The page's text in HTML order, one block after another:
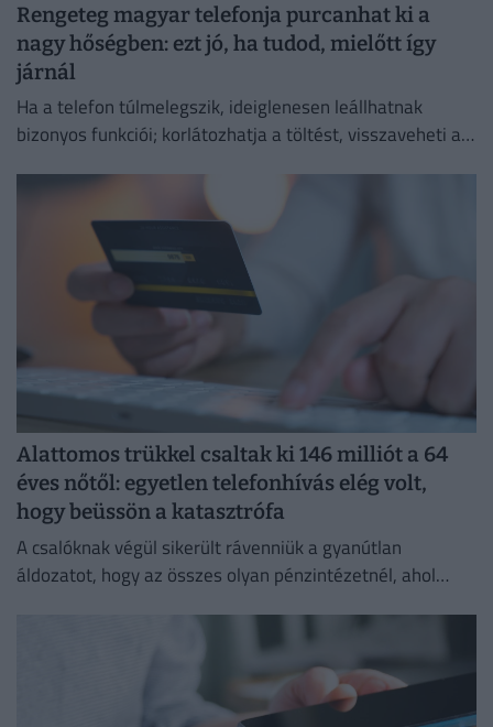
Rengeteg magyar telefonja purcanhat ki a
nagy hőségben: ezt jó, ha tudod, mielőtt így
járnál
Ha a telefon túlmelegszik, ideiglenesen leállhatnak
bizonyos funkciói; korlátozhatja a töltést, visszaveheti a
Alattomos trükkel csaltak ki 146 milliót a 64
éves nőtől: egyetlen telefonhívás elég volt,
hogy beüssön a katasztrófa
A csalóknak végül sikerült rávenniük a gyanútlan
áldozatot, hogy az összes olyan pénzintézetnél, ahol